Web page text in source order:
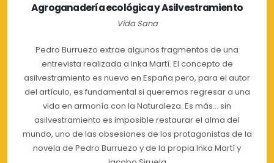
Agroganadería ecológica y Asilvestramiento
Vida Sana
Pedro Burruezo extrae algunos fragmentos de una
entrevista realizada a Inka Martí. El concepto de
asilvestramiento es nuevo en España pero, para el autor
del artículo, es fundamental si queremos regresar a una
vida en armonía con la Naturaleza. Es más… sin
asilvestramiento es imposible restaurar el alma del
mundo, uno de las obsesiones de los protagonistas de la
novela de Pedro Burruezo y de la propia Inka Martí y